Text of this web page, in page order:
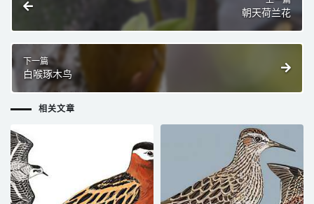
朝天荷兰花
下一篇
白喉琢木鸟
相关文章